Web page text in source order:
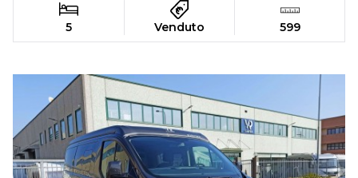
5 Venduto 599